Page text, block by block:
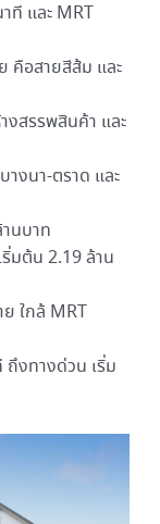
ที และ MRT
คือสายสีส้ม และ
งสรรพสินค้า และ
งนา-ตราด และ
นบาท
มต้น 2.19 ล้าน
ใกล้ MRT
งทางด่วน เริ่ม